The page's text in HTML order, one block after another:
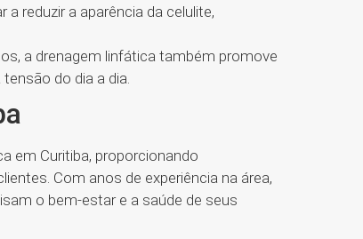
reduzir a aparência da celulite,
a drenagem linfática também promove
do dia a dia.
em Curitiba, proporcionando
Com anos de experiência na área,
o bem-estar e a saúde de seus